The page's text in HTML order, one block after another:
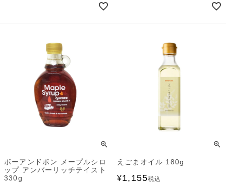
ボーアンドボン メープルシロ
ップ アンバーリッチテイスト
330g
えごまオイル 180g
¥1,155税込